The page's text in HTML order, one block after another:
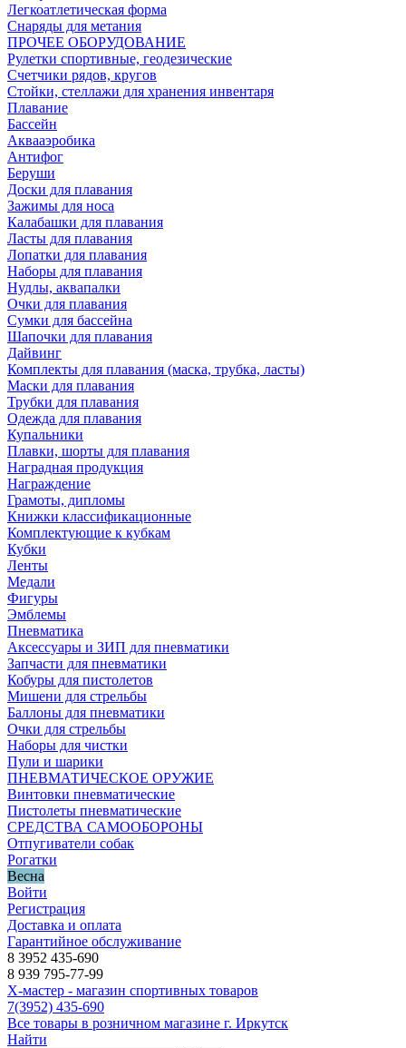
Легкоатлетическая форма
Снаряды для метания
ПРОЧЕЕ ОБОРУДОВАНИЕ
Рулетки спортивные, геодезические
Счетчики рядов, кругов
Стойки, стеллажи для хранения инвентаря
Плавание
Бассейн
Аквааэробика
Антифог
Беруши
Доски для плавания
Зажимы для носа
Калабашки для плавания
Ласты для плавания
Лопатки для плавания
Наборы для плавания
Нудлы, аквапалки
Очки для плавания
Сумки для бассейна
Шапочки для плавания
Дайвинг
Комплекты для плавания (маска, трубка, ласты)
Маски для плавания
Трубки для плавания
Одежда для плавания
Купальники
Плавки, шорты для плавания
Наградная продукция
Награждение
Грамоты, дипломы
Книжки классификационные
Комплектующие к кубкам
Кубки
Ленты
Медали
Фигуры
Эмблемы
Пневматика
Аксессуары и ЗИП для пневматики
Запчасти для пневматики
Кобуры для пистолетов
Мишени для стрельбы
Баллоны для пневматики
Очки для стрельбы
Наборы для чистки
Пули и шарики
ПНЕВМАТИЧЕСКОЕ ОРУЖИЕ
Винтовки пневматические
Пистолеты пневматические
СРЕДСТВА САМООБОРОНЫ
Отпугиватели собак
Рогатки
Весна
Войти
Регистрация
Доставка и оплата
Гарантийное обслуживание
8 3952 435-690
8 939 795-77-99
Х-мастер - магазин спортивных товаров
7(3952) 435-690
Все товары в розничном магазине г. Иркутск
Найти